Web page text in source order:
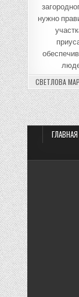
нужно
СВЕТЛОВА
ГЛАВНАЯ